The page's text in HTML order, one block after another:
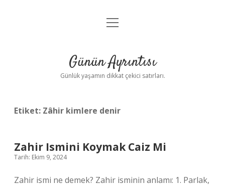
Anasayfa
Yasal Uyarı
menüyü
Günün Ayrıntısı
Günlük yaşamın dikkat çekici satırları.
Etiket: Zâhir kimlere denir
Zahir Ismini Koymak Caiz Mi
Tarih: Ekim 9, 2024
Zahir ismi ne demek? Zahir isminin anlamı: 1. Parlak,